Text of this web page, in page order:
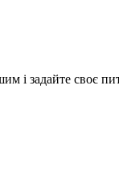
і задайте своє